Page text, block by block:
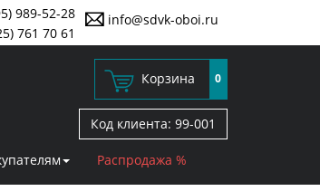
info@sdvk-oboi.ru
989-52-28
761 70 61
Корзина 0
Код клиента: 99-001
Распродажа %